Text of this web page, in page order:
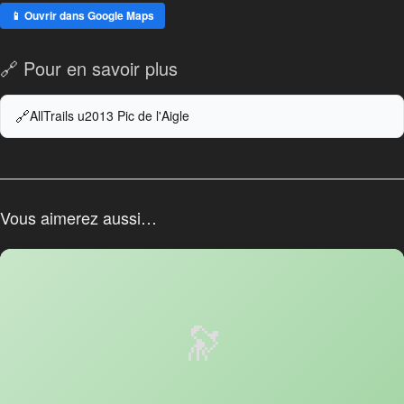
📱 Ouvrir dans Google Maps
🔗 Pour en savoir plus
AllTrails u2013 Pic de l'Aigle
Vous aimerez aussi…
🔭